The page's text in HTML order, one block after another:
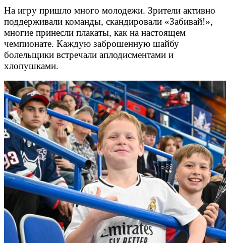
На игру пришло много молодежи. Зрители активно
поддерживали команды, скандировали «Забивай!»,
многие принесли плакаты, как на настоящем
чемпионате. Каждую заброшенную шайбу
болельщики встречали аплодисментами и
хлопушками.